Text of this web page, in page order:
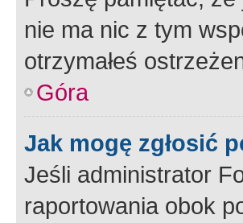
nie ma nic z tym
otrzymałeś
Góra
Jak mogę zgłosić
Jeśli administrator
raportowania obok